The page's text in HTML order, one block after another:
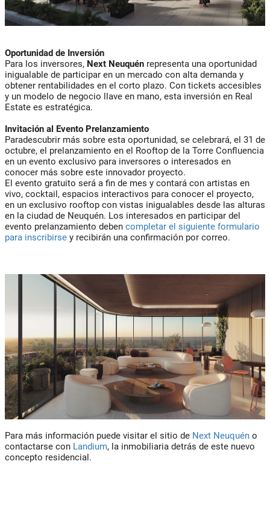
Oportunidad de Inversión
Para los inversores, Next Neuquén representa una oportunidad
inigualable de participar en un mercado con alta demanda y
obtener rentabilidades en el corto plazo. Con tickets accesibles
y un modelo de negocio llave en mano, esta inversión en Real
Estate es estratégica.
Invitación al Evento Prelanzamiento
Paradescubrir más sobre esta oportunidad, se celebrará, el 31 de
octubre, el prelanzamiento en el Rooftop de la Torre Confluencia
en un evento exclusivo para inversores o interesados en
conocer más sobre este innovador proyecto.
El evento gratuito será a fin de mes y contará con artistas en
vivo, cocktail, espacios interactivos para conocer el proyecto,
en un exclusivo rooftop con vistas inigualables desde las alturas
en la ciudad de Neuquén. Los interesados en participar del
evento prelanzamiento deben completar el siguiente formulario
para inscribirse y recibirán una confirmación por correo.
Para más información puede visitar el sitio de Next Neuquén o
contactarse con Landium, la inmobiliaria detrás de este nuevo
concepto residencial.